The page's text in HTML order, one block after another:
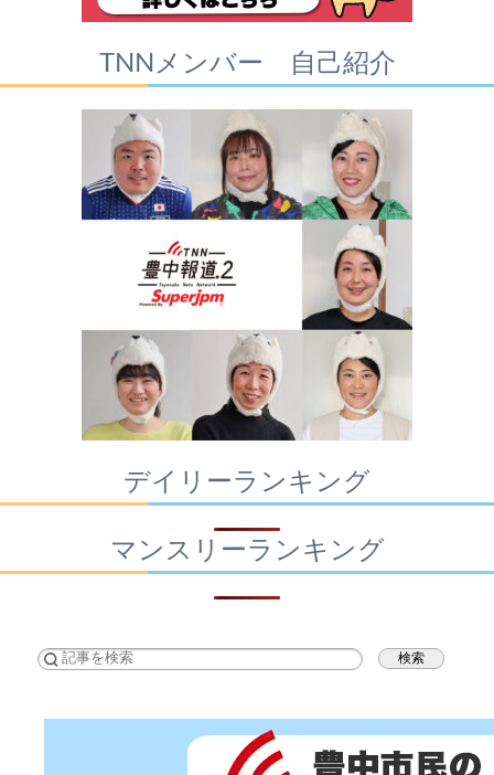
TNNメンバー 自己紹介
デイリーランキング
マンスリーランキング
検索